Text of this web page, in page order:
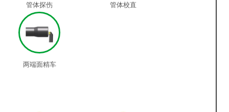
管体探伤 管体校直
两端面精车